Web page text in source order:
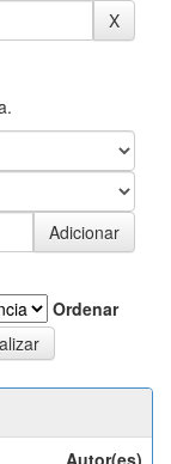
Ordenar
Autor(es)